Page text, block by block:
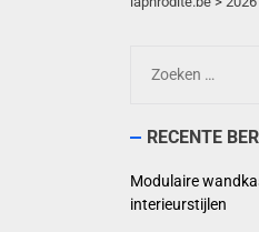
naar:
RECENTE
Modulaire
interieurstijlen